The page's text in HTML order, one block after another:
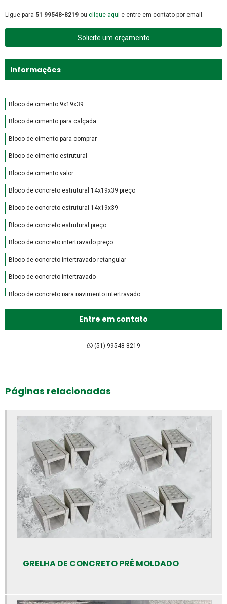
Ligue para 51 99548-8219 ou clique aqui e entre em contato por email.
Solicite um orçamento
Informações
Bloco de cimento 9x19x39
Bloco de cimento para calçada
Bloco de cimento para comprar
Bloco de cimento estrutural
Bloco de cimento valor
Bloco de concreto estrutural 14x19x39 preço
Bloco de concreto estrutural 14x19x39
Bloco de concreto estrutural preço
Bloco de concreto intertravado preço
Bloco de concreto intertravado retangular
Bloco de concreto intertravado
Bloco de concreto para pavimento intertravado
Bloco intertravado de concreto preço
Bloco intertravado de concreto
Bloco intertravado retangular
Bloco intertravado
Blocos para calçada preço
Blocos para calçada
Blocos para calçamento
Blocos de concreto 14x19x39 fábrica
Blocos de concreto 14x19x39 preço
Blocos de concreto 14x19x39cm
Blocos de concreto para calçada
Entre em contato
(51) 99548-8219
Páginas relacionadas
GRELHA DE CONCRETO PRÉ MOLDADO